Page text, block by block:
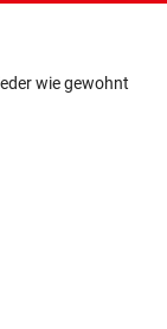
wie gewohnt